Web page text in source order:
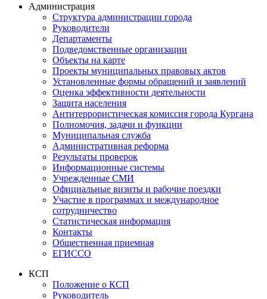
Администрация
Структура администрации города
Руководители
Департаменты
Подведомственные организации
Объекты на карте
Проекты муниципальных правовых актов
Установленные формы обращений и заявлений
Оценка эффективности деятельности
Защита населения
Антитеррористическая комиссия города Кургана
Полномочия, задачи и функции
Муниципальная служба
Административная реформа
Результаты проверок
Информационные системы
Учрежденные СМИ
Официальные визиты и рабочие поездки
Участие в программах и международное
сотрудничество
Статистическая информация
Контакты
Общественная приемная
ЕГИССО
КСП
Положение о КСП
Руководитель